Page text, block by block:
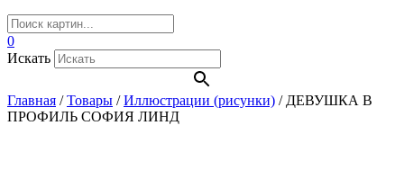
0
Искать
Главная /Товары /Иллюстрации (рисунки) / ДЕВУШКА В
ПРОФИЛЬ СОФИЯ ЛИНД